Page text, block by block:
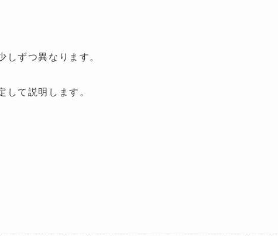
ずつ異なります。
て説明します。